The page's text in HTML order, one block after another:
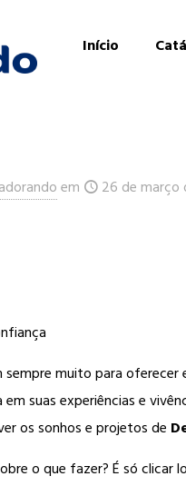
Início
adorandoem 26 de março
sempre muito para oferecer
em suas experiências e
os sonhos e projetos de
o que fazer? É só clicar